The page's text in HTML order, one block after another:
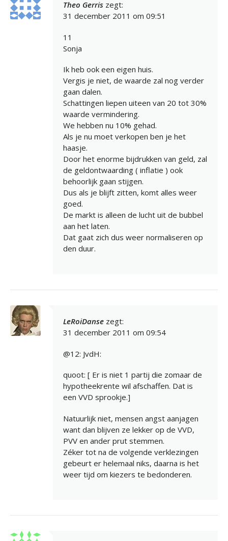
Theo Gerris zegt:
31 december 2011 om 09:51
11
Sonja
Ik heb ook een eigen huis.
Vergis je niet, de waarde zal nog verder
gaan dalen.
Schattingen liepen uiteen van 20 tot 30%
waarde vermindering.
We hebben nu 10% gehad.
Als je nu moet verkopen ben je het
haasje.
Door het enorme bijdrukken van geld, zal
de geldontwaarding ( inflatie ) ook
behoorlijk gaan stijgen.
Dus als je blijft zitten, komt alles weer
goed.
De markt is alleen de lucht uit de bubbel
aan het laten.
Dat gaat zich dus weer normaliseren op
den duur.
LeRoiDanse zegt:
31 december 2011 om 09:54
@12: JvdH:
quoot: [ Er is niet 1 partij die zomaar de
hypotheekrente wil afschaffen. Dat is
een VVD sprookje.]
Natuurlijk niet, mensen angst aanjagen
want dan blijven ze lekker op de VVD,
PVV en ander prut stemmen.
Zéker tot na de volgende verklezingen
gebeurt er helemaal niks, daarna is het
weer tijd om kiezers te bedonderen.